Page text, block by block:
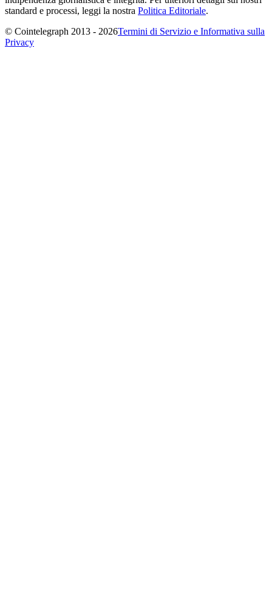
standard e processi, leggi la nostra Politica Editoriale.
© Cointelegraph 2013 - 2026Termini di Servizio e Informativa sulla
Privacy